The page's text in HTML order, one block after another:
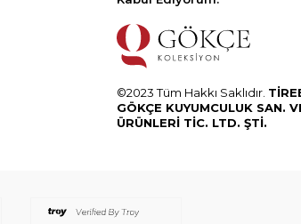
©2023 Tüm Hakkı Saklıdır.
GÖKÇE KUYUMCULUK SAN.
ÜRÜNLERİ TİC. LTD. ŞTİ.